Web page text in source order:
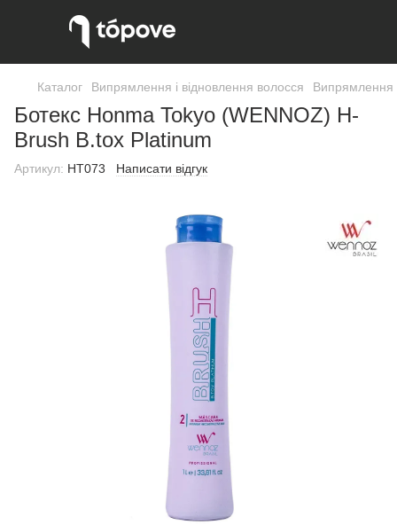
Каталог Випрямлення і відновлення волосся Випрямлення
Ботекс Honma Tokyo (WENNOZ) H-
Brush B.tox Platinum
Артикул: HT073 Написати відгук